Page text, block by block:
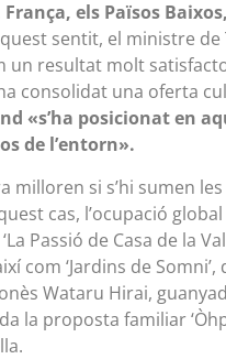
França, els Països
sentit, el ministre
un resultat molt
consolidat una oferta
«s’ha posicionat en
de l’entorn».
milloren si s’hi sumen
cas, l’ocupació
Passió de Casa de la
com ‘Jardins de
Wataru Hirai,
la proposta familiar